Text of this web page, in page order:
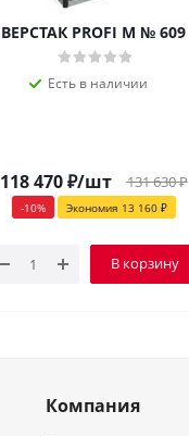
ВЕРСТАК PROFI M № 609
Есть в наличии
118 470₽/шт 131 630₽
-10% Экономия 13 160₽
В корзину
Компания